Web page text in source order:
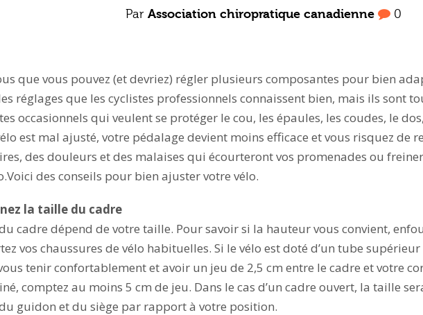
Par Association chiropratique canadienne 0
que vous pouvez (et devriez) régler plusieurs composantes pour bien
réglages que les cyclistes professionnels connaissent bien, mais ils sont
occasionnels qui veulent se protéger le cou, les épaules, les coudes, le
est mal ajusté, votre pédalage devient moins efficace et vous risquez de
des douleurs et des malaises qui écourteront vos promenades ou
des conseils pour bien ajuster votre vélo.
la taille du cadre
cadre dépend de votre taille. Pour savoir si la hauteur vous convient,
vos chaussures de vélo habituelles. Si le vélo est doté d’un tube
tenir confortablement et avoir un jeu de 2,5 cm entre le cadre et votre
comptez au moins 5 cm de jeu. Dans le cas d’un cadre ouvert, la taille
guidon et du siège par rapport à votre position.